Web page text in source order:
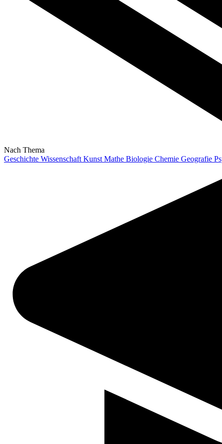
Nach Thema
Geschichte Wissenschaft Kunst Mathe Biologie Chemie Geografie